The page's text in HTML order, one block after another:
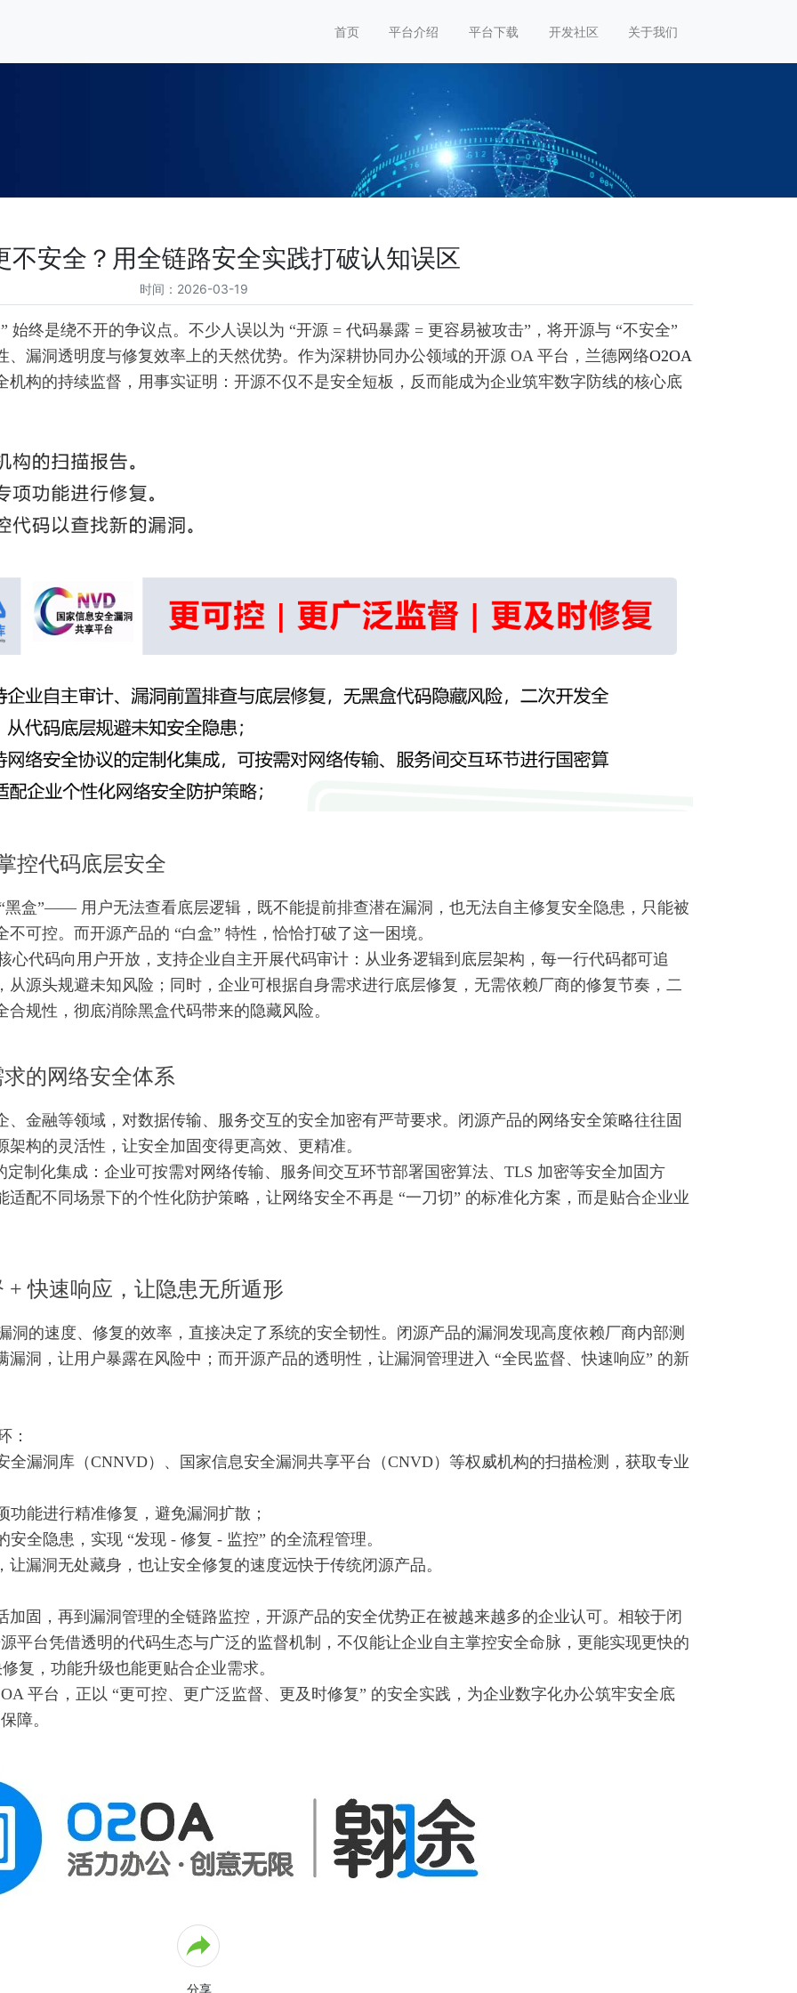
首页 平台介绍 平台下载 开发社区 关于我们
不安全？用全链路安全实践打破认知误区
时间：2026-03-19
始终是绕不开的争议点。不少人误以为 “开源 = 代码暴露 = 更容易被攻击”，将开源与 “不安全”
漏洞透明度与修复效率上的天然优势。作为深耕协同办公领域的开源 OA 平台，兰德网络O2OA
构的持续监督，用事实证明：开源不仅不是安全短板，反而能成为企业筑牢数字防线的核心底
控代码底层安全
盒”—— 用户无法查看底层逻辑，既不能提前排查潜在漏洞，也无法自主修复安全隐患，只能被
可控。而开源产品的 “白盒” 特性，恰恰打破了这一困境。
心代码向用户开放，支持企业自主开展代码审计：从业务逻辑到底层架构，每一行代码都可追
源头规避未知风险；同时，企业可根据自身需求进行底层修复，无需依赖厂商的修复节奏，二
规性，彻底消除黑盒代码带来的隐藏风险。
的网络安全体系
金融等领域，对数据传输、服务交互的安全加密有严苛要求。闭源产品的网络安全策略往往固
构的灵活性，让安全加固变得更高效、更精准。
制化集成：企业可按需对网络传输、服务间交互环节部署国密算法、TLS 加密等安全加固方
配不同场景下的个性化防护策略，让网络安全不再是 “一刀切” 的标准化方案，而是贴合企业业
快速响应，让隐患无所遁形
洞的速度、修复的效率，直接决定了系统的安全韧性。闭源产品的漏洞发现高度依赖厂商内部测
洞，让用户暴露在风险中；而开源产品的透明性，让漏洞管理进入 “全民监督、快速响应” 的新
：
全漏洞库（CNNVD）、国家信息安全漏洞共享平台（CNVD）等权威机构的扫描检测，获取专业
能进行精准修复，避免漏洞扩散；
全隐患，实现 “发现 - 修复 - 监控” 的全流程管理。
漏洞无处藏身，也让安全修复的速度远快于传统闭源产品。
固，再到漏洞管理的全链路监控，开源产品的安全优势正在被越来越多的企业认可。相较于闭
平台凭借透明的代码生态与广泛的监督机制，不仅能让企业自主掌控安全命脉，更能实现更快的
，功能升级也能更贴合企业需求。
平台，正以 “更可控、更广泛监督、更及时修复” 的安全实践，为企业数字化办公筑牢安全底
障。
分享